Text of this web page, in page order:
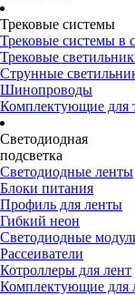
Трековые системы
Трековые системы в
Трековые
Струнные
Шинопроводы
Комплектующие для
Светодиодная
подсветка
Светодиодные ленты
Блоки питания
Профиль для ленты
Гибкий неон
Светодиодные
Рассеиватели
Котроллеры для лент
Комплектующие для